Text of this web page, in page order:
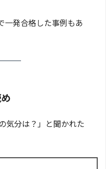
一発合格した事例もあ
気分は？」と聞かれた